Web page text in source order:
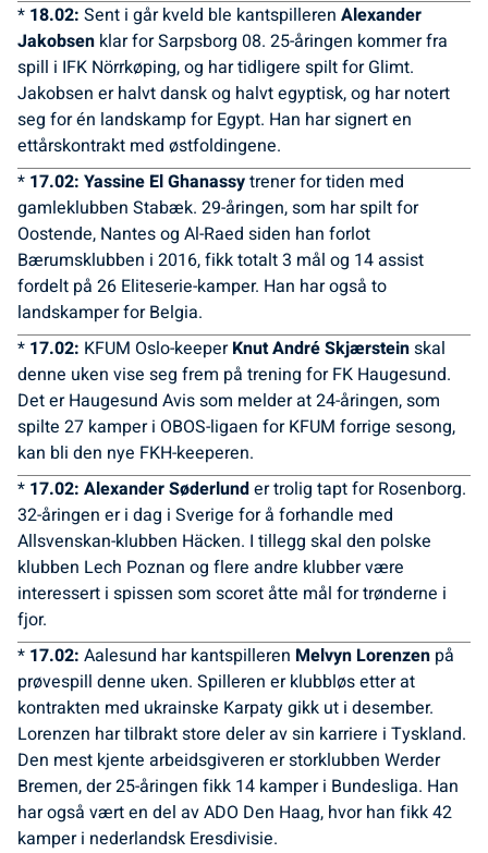
* 18.02: Sent i går kveld ble kantspilleren Alexander
Jakobsen klar for Sarpsborg 08. 25-åringen kommer fra
spill i IFK Nörrkøping, og har tidligere spilt for Glimt.
Jakobsen er halvt dansk og halvt egyptisk, og har notert
seg for én landskamp for Egypt. Han har signert en
ettårskontrakt med østfoldingene.
* 17.02: Yassine El Ghanassytrener for tiden med
gamleklubben Stabæk. 29-åringen, som har spilt for
Oostende, Nantes og Al-Raed siden han forlot
Bærumsklubben i 2016, fikk totalt 3 mål og 14 assist
fordelt på 26 Eliteserie-kamper. Han har også to
landskamper for Belgia.
* 17.02: KFUM Oslo-keeperKnut André Skjærsteinskal
denne uken vise seg frem på trening for FK Haugesund.
Det er Haugesund Avis som melder at 24-åringen, som
spilte 27 kamper i OBOS-ligaen for KFUM forrige sesong,
kan bli den nye FKH-keeperen.
* 17.02: Alexander Søderlunder trolig tapt for Rosenborg.
32-åringen er i dag i Sverige for å forhandle med
Allsvenskan-klubben Häcken. I tillegg skal den polske
klubben Lech Poznan og flere andre klubber være
interessert i spissen som scoret åtte mål for trønderne i
fjor.
* 17.02: Aalesund har kantspilleren Melvyn Lorenzen på
prøvespill denne uken. Spilleren er klubbløs etter at
kontrakten med ukrainske Karpaty gikk ut i desember.
Lorenzen har tilbrakt store deler av sin karriere i Tyskland.
Den mest kjente arbeidsgiveren er storklubben Werder
Bremen, der 25-åringen fikk 14 kamper i Bundesliga. Han
har også vært en del av ADO Den Haag, hvor han fikk 42
kamper i nederlandsk Eresdivisie.